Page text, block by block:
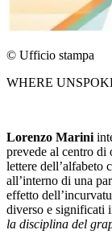
© Ufficio stampa
WHERE
Lorenzo Marini
prevede al centro di
lettere dell’alfabeto
all’interno di una
effetto
diverso e significati
la disciplina del